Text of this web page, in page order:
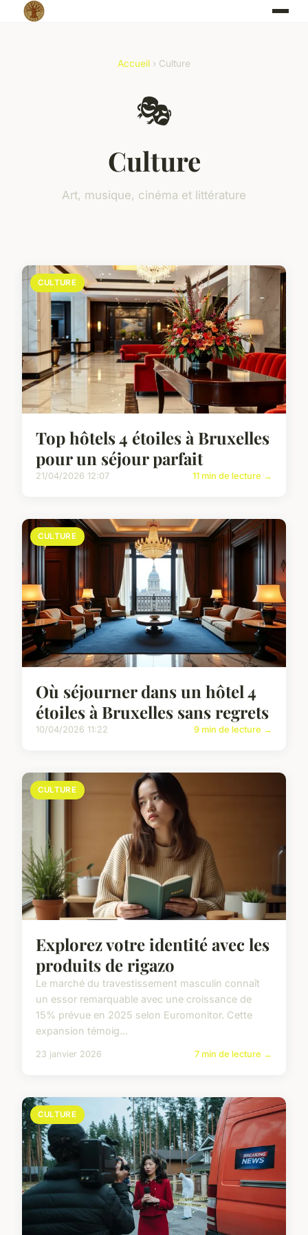
Accueil › Culture
🎭
Culture
Art, musique, cinéma et littérature
CULTURE
Top hôtels 4 étoiles à Bruxelles
pour un séjour parfait
21/04/2026 12:07 11 min de lecture →
CULTURE
Où séjourner dans un hôtel 4
étoiles à Bruxelles sans regrets
10/04/2026 11:22 9 min de lecture →
CULTURE
Explorez votre identité avec les
produits de rigazo
Le marché du travestissement masculin connaît
un essor remarquable avec une croissance de
15% prévue en 2025 selon Euromonitor. Cette
expansion témoig...
23 janvier 2026 7 min de lecture →
CULTURE